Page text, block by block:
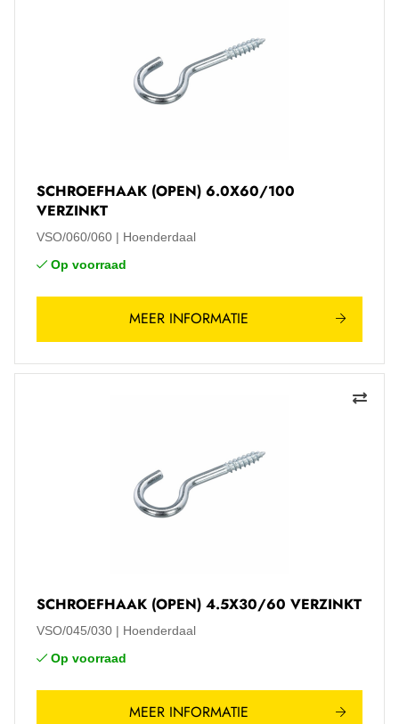
SCHROEFHAAK (OPEN) 6.0X60/100
VERZINKT
VSO/060/060
Hoenderdaal
Op voorraad
MEER INFORMATIE
SCHROEFHAAK (OPEN) 4.5X30/60 VERZINKT
VSO/045/030
Hoenderdaal
Op voorraad
MEER INFORMATIE